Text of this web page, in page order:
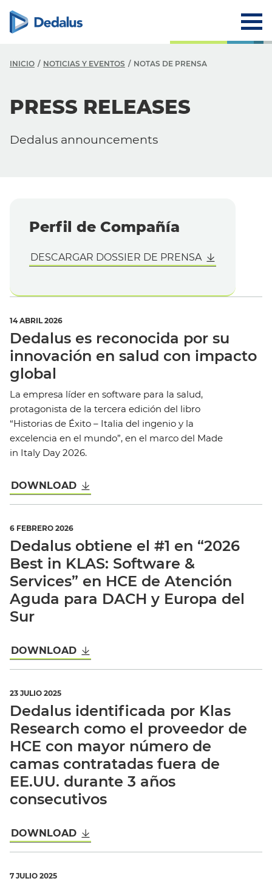
Noticias
Eventos
Notas de prensa
Español
INICIO NOTICIAS Y EVENTOS NOTAS DE PRENSA
PRESS RELEASES
Dedalus announcements
Perfil de Compañía
DESCARGAR DOSSIER DE PRENSA
14 ABRIL 2026
Dedalus es reconocida por su
innovación en salud con impacto
global
La empresa líder en software para la salud,
protagonista de la tercera edición del libro
“Historias de Éxito – Italia del ingenio y la
excelencia en el mundo”, en el marco del Made
in Italy Day 2026.
DOWNLOAD
6 FEBRERO 2026
Dedalus obtiene el #1 en “2026
Best in KLAS: Software &
Services” en HCE de Atención
Aguda para DACH y Europa del
Sur
DOWNLOAD
23 JULIO 2025
Dedalus identificada por Klas
Research como el proveedor de
HCE con mayor número de
camas contratadas fuera de
EE.UU. durante 3 años
consecutivos
DOWNLOAD
7 JULIO 2025